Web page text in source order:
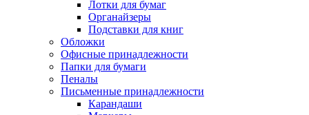
Лотки для бумаг
Органайзеры
Подставки для книг
Обложки
Офисные принадлежности
Папки для бумаги
Пеналы
Письменные принадлежности
Карандаши